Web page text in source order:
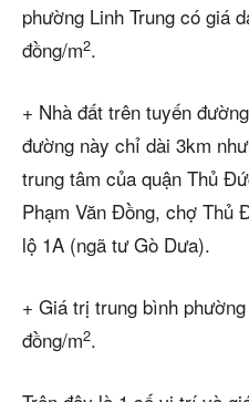
phường Linh Trung có giá
đồng/m2.
+ Nhà đất trên tuyến
đường này chỉ dài 3km
trung tâm của quận Thủ
Phạm Văn Đồng, chợ Thủ
lộ 1A (ngã tư Gò Dưa).
+ Giá trị trung bình
đồng/m2.